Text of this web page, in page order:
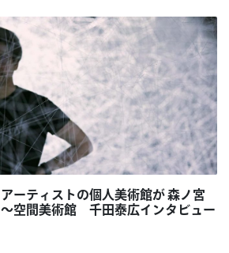
ーティストの個人美術館が 森ノ宮
空間美術館 千田泰広インタビュー